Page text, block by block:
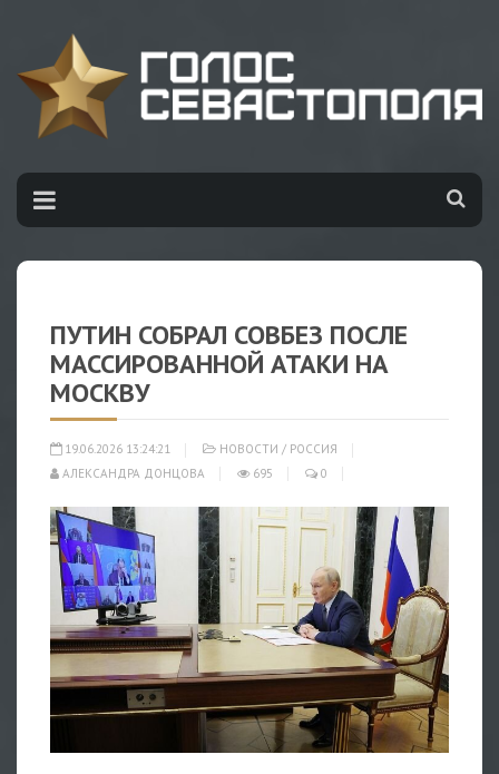
ПУТИН СОБРАЛ СОВБЕЗ ПОСЛЕ
МАССИРОВАННОЙ АТАКИ НА
МОСКВУ
19.06.2026 13:24:21 НОВОСТИ / РОССИЯ
АЛЕКСАНДРА ДОНЦОВА
695 0